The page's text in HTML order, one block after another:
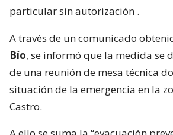
particular sin autorización .
A través de un comunicado
Bío, se informó que la medida se
de una reunión de mesa técnica
situación de la emergencia en la
Castro.